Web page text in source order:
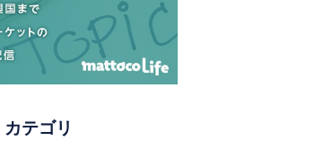
カテゴリ